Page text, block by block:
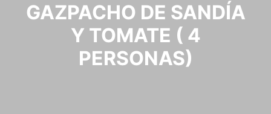
GAZPACHO DE SANDÍA
Y TOMATE ( 4
PERSONAS)